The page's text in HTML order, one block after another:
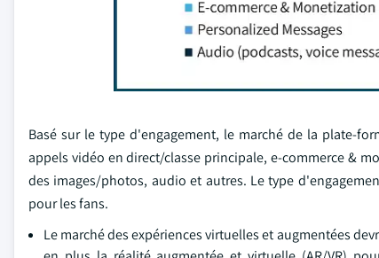
Basé sur le type d'engagement, le marché de la plate-
appels vidéo en direct/classe principale, e-commerce &
des images/photos, audio et autres. Le type
pour les fans.
Le marché des expériences virtuelles et augmentées